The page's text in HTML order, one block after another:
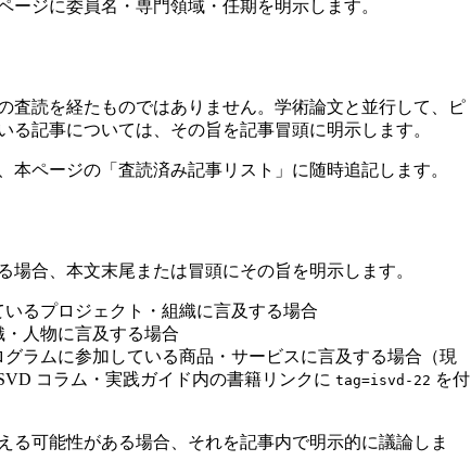
ージに委員名・専門領域・任期を明示します。
査読を経たものではありません。学術論文と並行して、ピ
る記事については、その旨を記事冒頭に明示します。
本ページの「査読済み記事リスト」に随時追記します。
場合、本文末尾または冒頭にその旨を明示します。
るプロジェクト・組織に言及する場合
人物に言及する場合
ラムに参加している商品・サービスに言及する場合（現
コラム・実践ガイド内の書籍リンクに tag=isvd-22 を付
る可能性がある場合、それを記事内で明示的に議論しま